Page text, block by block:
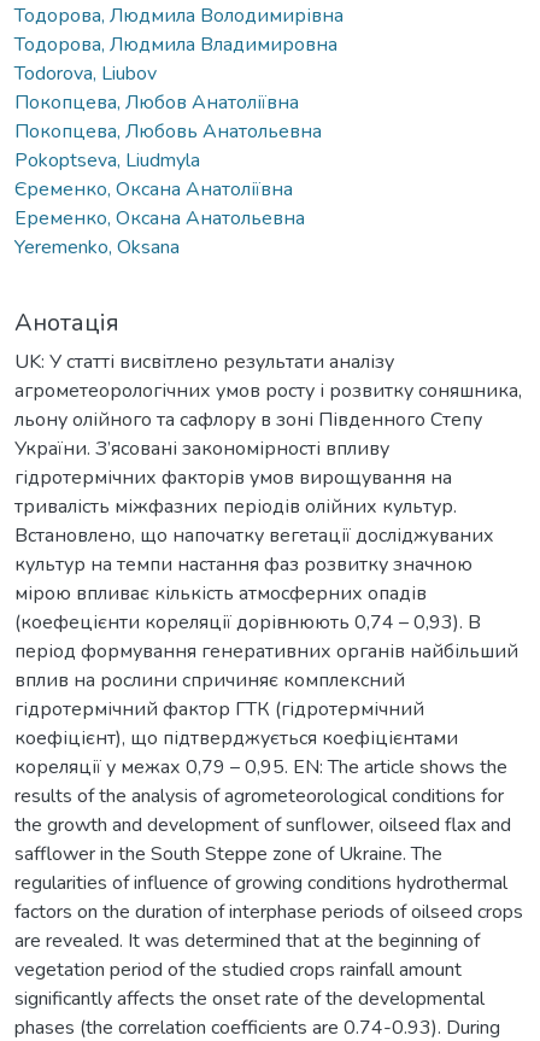
Тодорова, Людмила Володимирівна
Тодорова, Людмила Владимировна
Todorova, Liubov
Покопцева, Любов Анатоліївна
Покопцева, Любовь Анатольевна
Pokoptseva, Liudmyla
Єременко, Оксана Анатоліївна
Еременко, Оксана Анатольевна
Yeremenko, Oksana
Анотація
UK: У статті висвітлено результати аналізу
агрометеорологічних умов росту і розвитку соняшника,
льону олійного та сафлору в зоні Південного Степу
України. З’ясовані закономірності впливу
гідротермічних факторів умов вирощування на
тривалість міжфазних періодів олійних культур.
Встановлено, що напочатку вегетації досліджуваних
культур на темпи настання фаз розвитку значною
мірою впливає кількість атмосферних опадів
(коефецієнти кореляції дорівнюють 0,74 – 0,93). В
період формування генеративних органів найбільший
вплив на рослини спричиняє комплексний
гідротермічний фактор ГТК (гідротермічний
коефіцієнт), що підтверджується коефіцієнтами
кореляції у межах 0,79 – 0,95. EN: The article shows the
results of the analysis of agrometeorological conditions for
the growth and development of sunflower, oilseed flax and
safflower in the South Steppe zone of Ukraine. The
regularities of influence of growing conditions hydrothermal
factors on the duration of interphase periods of oilseed crops
are revealed. It was determined that at the beginning of
vegetation period of the studied crops rainfall amount
significantly affects the onset rate of the developmental
phases (the correlation coefficients are 0.74-0.93). During